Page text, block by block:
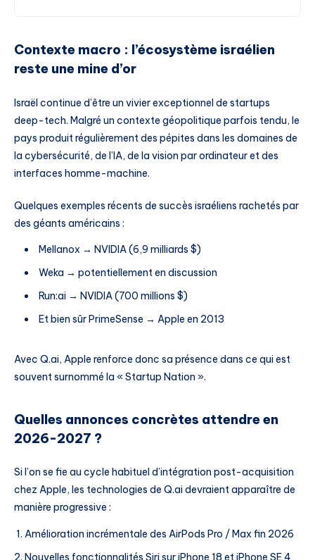
Contexte macro : l’écosystème israélien
reste une mine d’or
Israël continue d’être un vivier exceptionnel de startups
deep-tech. Malgré un contexte géopolitique parfois tendu, le
pays produit régulièrement des pépites dans les domaines de
la cybersécurité, de l’IA, de la vision par ordinateur et des
interfaces homme-machine.
Quelques exemples récents de succès israéliens rachetés par
des géants américains :
Mellanox → NVIDIA (6,9 milliards $)
Weka → potentiellement en discussion
Run:ai → NVIDIA (700 millions $)
Et bien sûr PrimeSense → Apple en 2013
Avec Q.ai, Apple renforce donc sa présence dans ce qui est
souvent surnommé la « Startup Nation ».
Quelles annonces concrètes attendre en
2026-2027 ?
Si l’on se fie au cycle habituel d’intégration post-acquisition
chez Apple, les technologies de Q.ai devraient apparaître de
manière progressive :
Amélioration incrémentale des AirPods Pro / Max fin 2026
Nouvelles fonctionnalités Siri sur iPhone 18 et iPhone SE 4